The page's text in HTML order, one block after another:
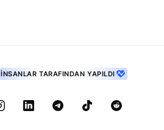
İNSANLAR TARAFINDAN YAPILDI